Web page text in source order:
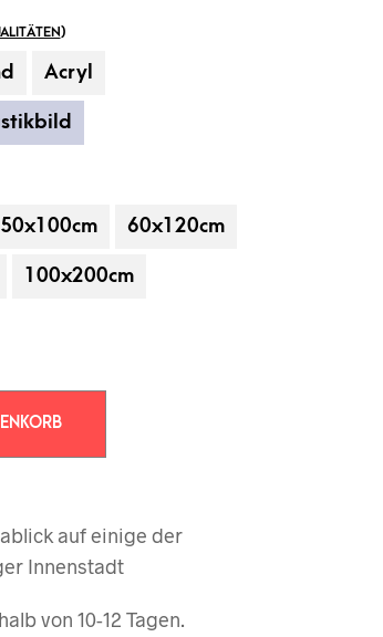
)
Acryl
50x100cm 60x120cm
100x200cm
auf einige der
Innenstadt
von 10-12 Tagen.